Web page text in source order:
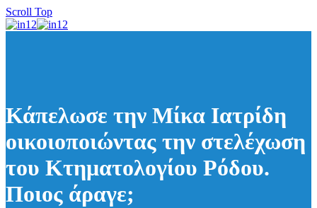
Scroll Top
Κάπελωσε την Μίκα Ιατρίδη
οικοιοποιώντας την στελέχωση
του Κτηματολογίου Ρόδου.
Ποιος άραγε;